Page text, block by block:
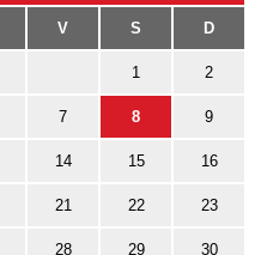
V S D
1 2
7 8 9
14 15 16
21 22 23
28 29 30